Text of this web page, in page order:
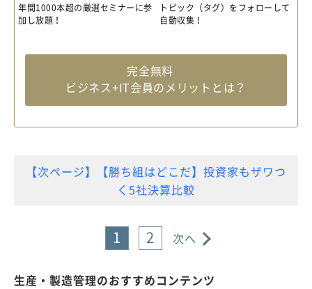
年間1000本超の厳選セミナーに参
加し放題！
トピック（タグ）をフォローして
自動収集！
完全無料
ビジネス+IT会員のメリットとは？
【次ページ】【勝ち組はどこだ】投資家もザワつ
く5社決算比較
1 2 次へ
生産・製造管理のおすすめコンテンツ